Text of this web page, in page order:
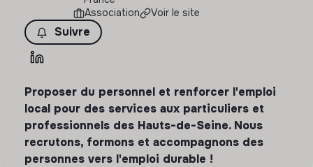
Association
Voir le site
Suivre
Proposer du personnel et renforcer l'emploi
local pour des services aux particuliers et
professionnels des Hauts-de-Seine. Nous
recrutons, formons et accompagnons des
personnes vers l'emploi durable !